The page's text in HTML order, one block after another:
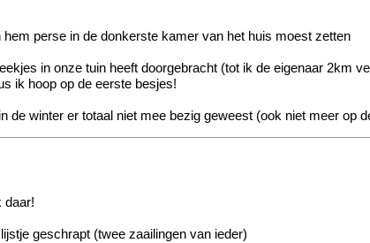
perse in de donkerste kamer van het huis moest zetten
in onze tuin heeft doorgebracht (tot ik de eigenaar 2km
ik hoop op de eerste besjes!
de winter er totaal niet mee bezig geweest (ook niet meer op
daar!
geschrapt (twee zaailingen van ieder)